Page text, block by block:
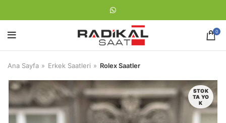
0
Ana Sayfa Erkek Saatleri Rolex Saatler
STOK
TA YO
K